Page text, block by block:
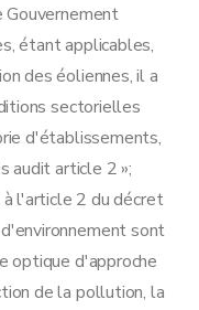
Gouvernement
étant applicables,
des éoliennes, il a
sectorielles
d'établissements,
audit article 2 »;
l'article 2 du décret
sont
optique d'approche
de la pollution, la